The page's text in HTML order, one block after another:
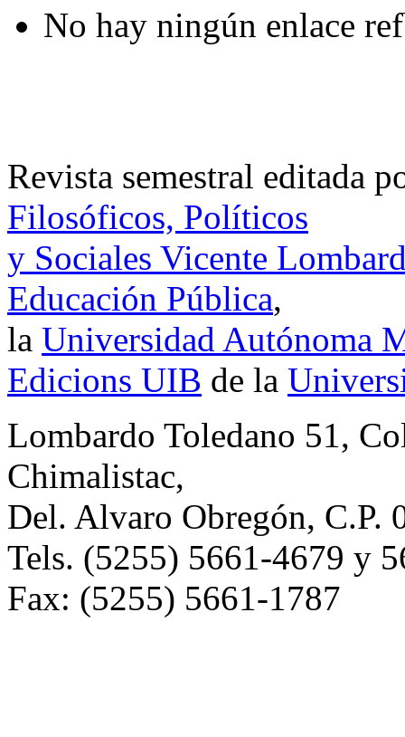
No hay ningún enlace
Revista semestral editada
Filosóficos, Políticos
y Sociales Vicente
Educación Pública,
la Universidad Autónoma
Edicions UIB de la
Lombardo Toledano 51,
Chimalistac,
Del. Alvaro Obregón, C.P.
Tels. (5255) 5661-4679 y
Fax: (5255) 5661-1787